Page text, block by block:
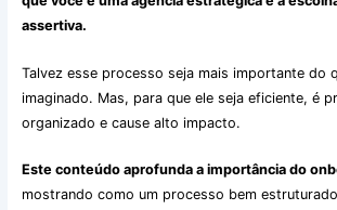
assertiva.
Talvez esse processo seja mais importante do
imaginado. Mas, para que ele seja eficiente, é
organizado e cause alto impacto.
Este conteúdo aprofunda a importância do
mostrando como um processo bem